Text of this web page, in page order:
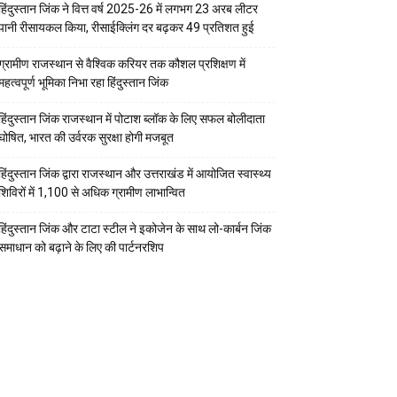
जिंक ने वित्त वर्ष 2025-26 में लगभग 23 अरब लीटर
रीसायकल किया, रीसाईक्लिंग दर बढ़कर 49 प्रतिशत हुई
राजस्थान से वैश्विक करियर तक कौशल प्रशिक्षण में
भूमिका निभा रहा हिंदुस्तान जिंक
जिंक राजस्थान में पोटाश ब्लॉक के लिए सफल बोलीदाता
भारत की उर्वरक सुरक्षा होगी मजबूत
जिंक द्वारा राजस्थान और उत्तराखंड में आयोजित स्वास्थ्य
में 1,100 से अधिक ग्रामीण लाभान्वित
जिंक और टाटा स्टील ने इकोजेन के साथ लो-कार्बन जिंक
को बढ़ाने के लिए की पार्टनरशिप